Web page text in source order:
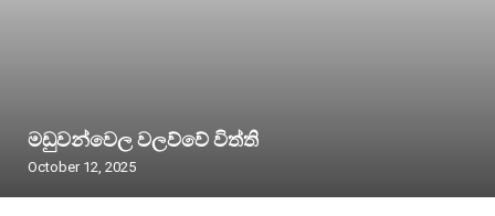
මඩුවන්වෙල වලව්වේ විත්ති
October 12, 2025